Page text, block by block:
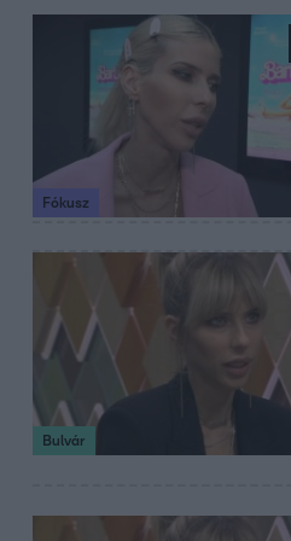
Fókusz
Bulvár